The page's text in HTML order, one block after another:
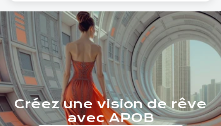
Créez une vision de rêve
avec APOB